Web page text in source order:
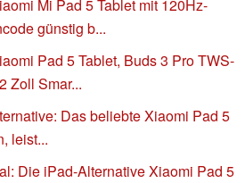
Mi Pad 5 Tablet mit 120Hz-
günstig b...
Pad 5 Tablet, Buds 3 Pro TWS-
Zoll Smar...
Das beliebte Xiaomi Pad 5
leist...
Die iPad-Alternative Xiaomi Pad 5